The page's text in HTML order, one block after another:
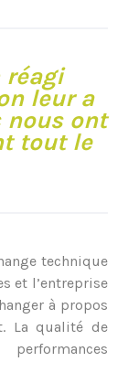
réagi
leur a
nous ont
tout le
technique
et l’entreprise
à propos
La qualité de